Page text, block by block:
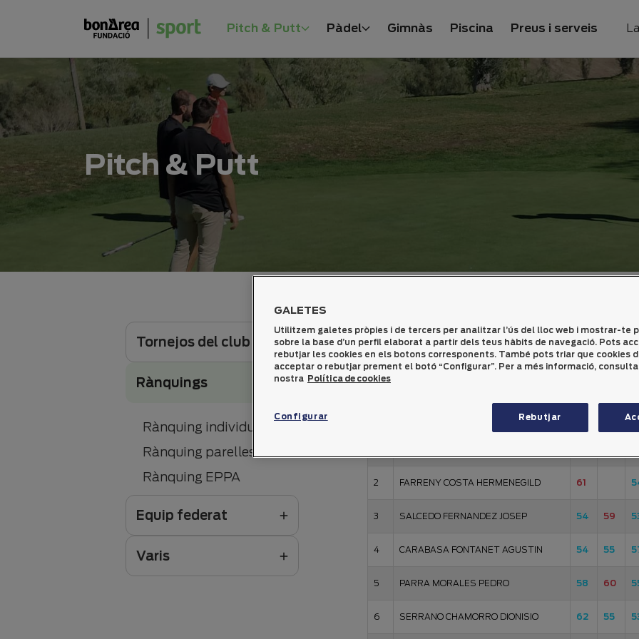
Pitch & Putt Pàdel Gimnàs Piscina Preus i serveis
Pitch & Putt
Tornejos del club
Rànquings
Rànquing individual
Rànquing parelles
Rànquing EPPA
Equip federat
Varis
Scratch indistint Sènior
09
27
2 FARRENY COSTA HERMENEGILD 61
3 SALCEDO FERNANDEZ JOSEP 54 59
4 CARABASA FONTANET AGUSTIN 54 55
5 PARRA MORALES PEDRO 58 60
6 SERRANO CHAMORRO DIONISIO 62 55
GALETES
Utilitzem galetes pròpies i de tercers per analitzar l’ús del lloc web i mostrar-te
sobre la base d’un perfil elaborat a partir dels teus hàbits de navegació. Pots
rebutjar les cookies en els botons corresponents. També pots triar que cookies
acceptar o rebutjar prement el botó “Configurar”. Per a més informació,
nostra Política de cookies
Configurar Rebutjar